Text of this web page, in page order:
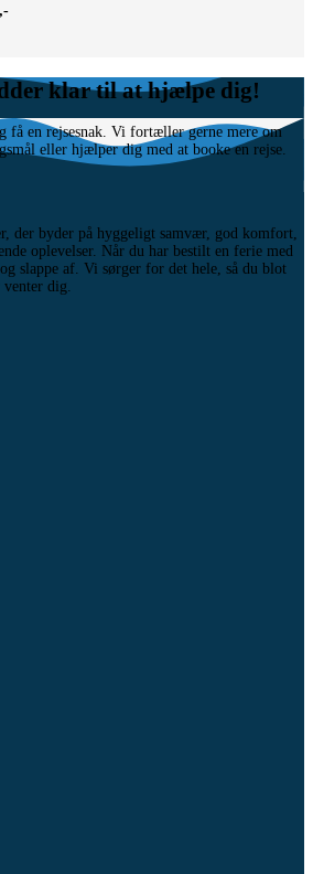
klar til at hjælpe dig!
få en rejsesnak. Vi fortæller gerne mere om
eller hjælper dig med at booke en rejse.
der byder på hyggeligt samvær, god komfort,
oplevelser. Når du har bestilt en ferie med
slappe af. Vi sørger for det hele, så du blot
venter dig.